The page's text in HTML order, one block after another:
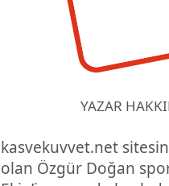
YAZAR
kasvekuvvet.net
olan Özgür Doğan